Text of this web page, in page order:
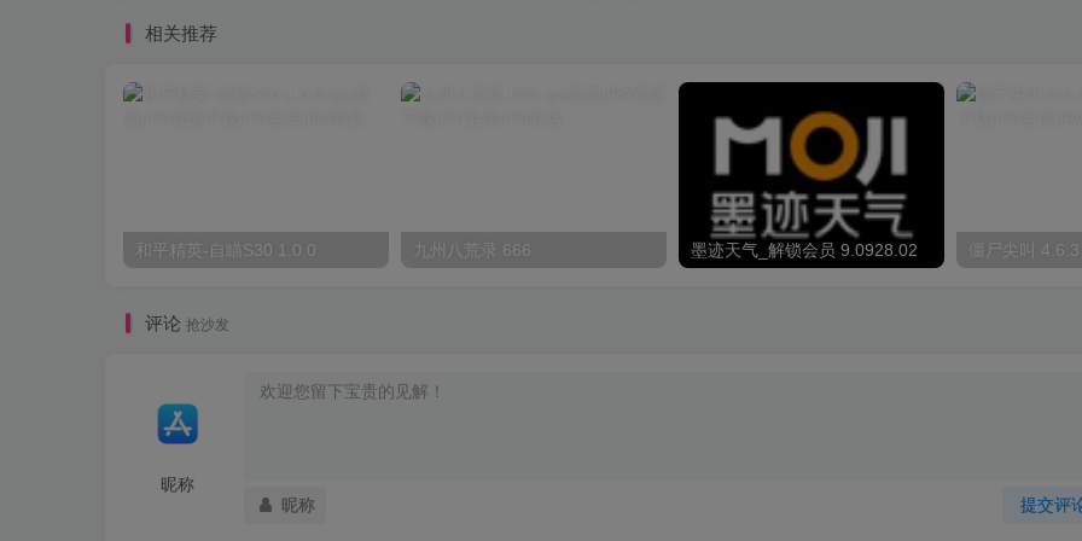
相关推荐
和平精英-自瞄S30 1.0.0 九州八荒录 666 墨迹天气_解锁会员 9.0928.02 僵尸尖叫 4.6.3
评论 抢沙发
昵称
提交评
昵称